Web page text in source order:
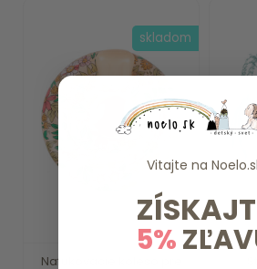
Nafukovacie koleso pre
skladom
Vitajte na
5%